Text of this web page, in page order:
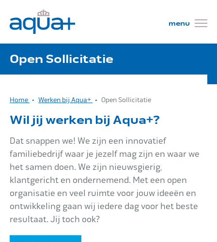
Wat wij doen
Projecten
Mensen
Kom werken!
Impact
Open Sollicitatie
Home Werken bij Aqua+ Open Sollicitatie
Wil jij werken bij Aqua+?
Dat snappen we! We zijn een innovatief
familiebedrijf waar je jezelf mag zijn en waar we
het samen doen. We zijn nieuwsgierig,
klantgericht en ondernemend. Met een open
organisatie en veel ruimte voor jouw ideeën en
ontwikkeling gaan wij iedere dag voor het beste
resultaat. Jij toch ook?